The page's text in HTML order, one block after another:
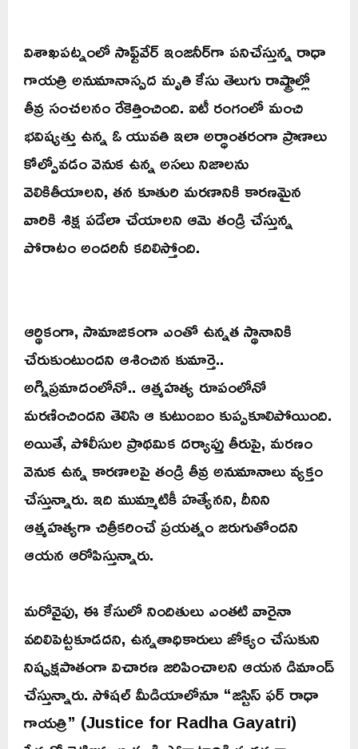
విశాఖపట్నంలో సాఫ్ట్‌వేర్ ఇంజనీర్‌గా పనిచేస్తున్న రాధా
గాయత్రి అనుమానాస్పద మృతి కేసు తెలుగు రాష్ట్రాల్లో
తీవ్ర సంచలనం రేకెత్తించింది. ఐటీ రంగంలో మంచి
భవిష్యత్తు ఉన్న ఓ యువతి ఇలా అర్ధాంతరంగా ప్రాణాలు
కోల్పోవడం వెనుక ఉన్న అసలు నిజాలను
వెలికితీయాలని, తన కూతురి మరణానికి కారణమైన
వారికి శిక్ష పడేలా చేయాలని ఆమె తండ్రి చేస్తున్న
పోరాటం అందరినీ కదిలిస్తోంది.
ఆర్థికంగా, సామాజికంగా ఎంతో ఉన్నత స్థానానికి
చేరుకుంటుందని ఆశించిన కుమార్తె..
అగ్నిప్రమాదంలోనో.. ఆత్మహత్య రూపంలోనో
మరణించిందని తెలిసి ఆ కుటుంబం కుప్పకూలిపోయింది.
అయితే, పోలీసుల ప్రాథమిక దర్యాప్తు తీరుపై, మరణం
వెనుక ఉన్న కారణాలపై తండ్రి తీవ్ర అనుమానాలు వ్యక్తం
చేస్తున్నారు. ఇది ముమ్మాటికీ హత్యేనని, దీనిని
ఆత్మహత్యగా చిత్రీకరించే ప్రయత్నం జరుగుతోందని
ఆయన ఆరోపిస్తున్నారు.
మరోవైపు, ఈ కేసులో నిందితులు ఎంతటి వారైనా
వదిలిపెట్టకూడదని, ఉన్నతాధికారులు జోక్యం చేసుకుని
నిష్పక్షపాతంగా విచారణ జరిపించాలని ఆయన డిమాండ్
చేస్తున్నారు. సోషల్ మీడియాలోనూ “జస్టిస్ ఫర్ రాధా
గాయత్రి” (Justice for Radha Gayatri)